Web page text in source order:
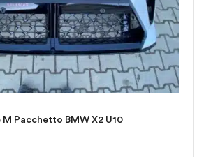
Pacchetto BMW X2 U10